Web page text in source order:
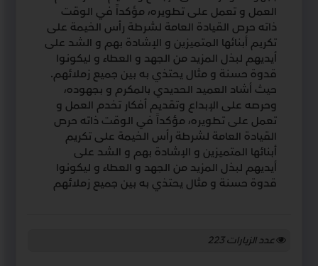
العمل و تعمل على تطويره، مؤكداً في الوقت
ذاته حرص القيادة العامة لشرطة رأس الخيمة على
تكريم أبنائها المتميزين و الإشادة بهم و الشد على
أيديهم لبذل المزيد من الجهد و العطاء و ليكونوا
قدوة حسنة و مثال يحتذي به بين جميع زملائهم.
حيث أشاد العميد الحديدي بالمكرم و بجهوده،
وحرصه على الإبداع وتقديم أفكار تخدم العمل و
تعمل على تطويره، مؤكداً في الوقت ذاته حرص
القيادة العامة لشرطة رأس الخيمة على تكريم
أبنائها المتميزين و الإشادة بهم و الشد على
أيديهم لبذل المزيد من الجهد و العطاء و ليكونوا
قدوة حسنة و مثال يحتذي به بين جميع زملائهم
عدد الزيارات223